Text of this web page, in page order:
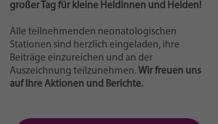
großer Tag für kleine Heldinnen und Helden!
Alle teilnehmenden neonatologischen
Stationen sind herzlich eingeladen, ihre
Beiträge einzureichen und an der
Auszeichnung teilzunehmen. Wir freuen uns
auf Ihre Aktionen und Berichte.